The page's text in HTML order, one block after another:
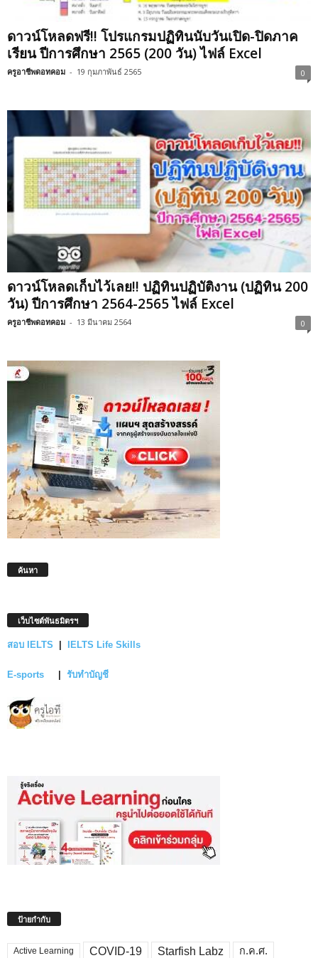
ดาวน์โหลดฟรี!! โปรแกรมปฏิทินนับวันเปิด-ปิดภาค
เรียน ปีการศึกษา 2565 (200 วัน) ไฟล์ Excel
ครูอาชีพดอทคอม - 19 กุมภาพันธ์ 2565 0
ดาวน์โหลดเก็บไว้เลย!! ปฏิทินปฏิบัติงาน (ปฏิทิน 200
วัน) ปีการศึกษา 2564-2565 ไฟล์ Excel
ครูอาชีพดอทคอม - 13 มีนาคม 2564 0
ค้นหา
เว็บไซต์พันธมิตรฯ
สอบ IELTS | IELTS Life Skills
E-sports | รับทำบัญชี
ป้ายกำกับ
Active Learning COVID-19 Starfish Labz ก.ค.ศ.